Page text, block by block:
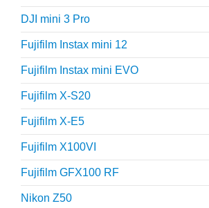
DJI mini 3 Pro
Fujifilm Instax mini 12
Fujifilm Instax mini EVO
Fujifilm X-S20
Fujifilm X-E5
Fujifilm X100VI
Fujifilm GFX100 RF
Nikon Z50